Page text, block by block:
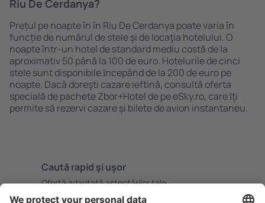
Riu De Cerdanya?
Prețul pe noapte în în Riu De Cerdanya poate varia în
funcție de numărul de stele și de locaţia hotelului. O
noapte într-un hotel de standard mediu costă de la
aproximativ 50 până la 100 de euro. Hotelurile de cinci
stele sunt disponibile ȋncepând de la 200 de euro pe
noapte. Dacă doreşti cazare ieftină, consultă oferta
specială de pachete Zbor+Hotel de pe eSky.ro, care ȋţi
permite să rezervi cazare și bilete de avion instantaneu.
Caută rapid şi uşor
Ofertă adaptată aşteptărilor tale.